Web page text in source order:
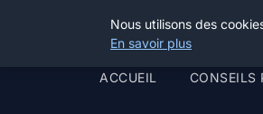
Henry Panky
ACCUEIL CONSEILS
Nous utilisons des
En savoir plus